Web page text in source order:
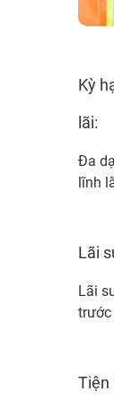
Kỳ
lãi:
Đa
lĩnh
Lãi
Lãi
trước
Tiện